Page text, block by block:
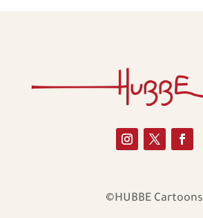
©HUBBE Cartoons